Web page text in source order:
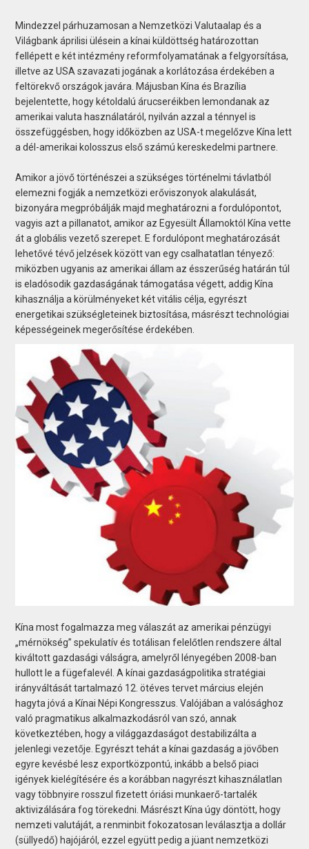
Mindezzel párhuzamosan a Nemzetközi Valutaalap és a
Világbank áprilisi ülésein a kínai küldöttség határozottan
fellépett e két intézmény reformfolyamatának a felgyorsítása,
illetve az USA szavazati jogának a korlátozása érdekében a
feltörekvő országok javára. Májusban Kína és Brazília
bejelentette, hogy kétoldalú árucseréikben lemondanak az
amerikai valuta használatáról, nyilván azzal a ténnyel is
összefüggésben, hogy időközben az USA-t megelőzve Kína lett
a dél-amerikai kolosszus első számú kereskedelmi partnere.
Amikor a jövő történészei a szükséges történelmi távlatból
elemezni fogják a nemzetközi erőviszonyok alakulását,
bizonyára megpróbálják majd meghatározni a fordulópontot,
vagyis azt a pillanatot, amikor az Egyesült Államoktól Kína vette
át a globális vezető szerepet. E fordulópont meghatározását
lehetővé tévő jelzések között van egy csalhatatlan tényező:
miközben ugyanis az amerikai állam az ésszerűség határán túl
is eladósodik gazdaságának támogatása végett, addig Kína
kihasználja a körülményeket két vitális célja, egyrészt
energetikai szükségleteinek biztosítása, másrészt technológiai
képességeinek megerősítése érdekében.
Kína most fogalmazza meg válaszát az amerikai pénzügyi
„mérnökség” spekulatív és totálisan felelőtlen rendszere által
kiváltott gazdasági válságra, amelyről lényegében 2008-ban
hullott le a fügefalevél. A kínai gazdaságpolitika stratégiai
irányváltását tartalmazó 12. ötéves tervet március elején
hagyta jóvá a Kínai Népi Kongresszus. Valójában a valósághoz
való pragmatikus alkalmazkodásról van szó, annak
következtében, hogy a világgazdaságot destabilizálta a
jelenlegi vezetője. Egyrészt tehát a kínai gazdaság a jövőben
egyre kevésbé lesz exportközpontú, inkább a belső piaci
igények kielégítésére és a korábban nagyrészt kihasználatlan
vagy többnyire rosszul fizetett óriási munkaerő-tartalék
aktivizálására fog törekedni. Másrészt Kína úgy döntött, hogy
nemzeti valutáját, a renminbit fokozatosan leválasztja a dollár
(süllyedő) hajójáról, ezzel együtt pedig a jüant nemzetközi